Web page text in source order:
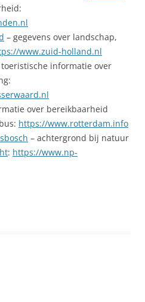
– gegevens over landschap,
www.zuid-holland.nl
informatie over
over bereikbaarheid
https://www.rotterdam.info
– achtergrond bij natuur
: https://www.np-